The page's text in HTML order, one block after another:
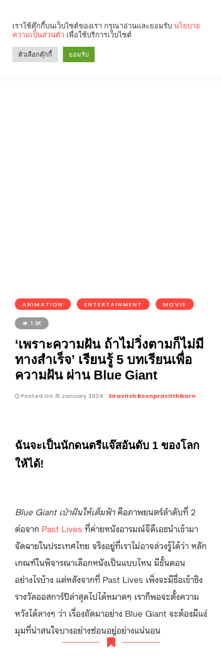
ANIMATION ENTERTAINMENT MOVIE
1.5K
‘เพราะความฝัน ถ้าไม่วิ่งตามก็ไม่มี
ทางสำเร็จ’ เรียนรู้ 5 บทเรียนเพื่อ
ความฝัน ผ่าน Blue Giant
Posted On 31 January 2024 Siravitch Boonprasitthikarn
ฉันจะเป็นนักดนตรีแจ๊สอันดับ 1 ของโลก
ให้ได้!
Blue Giant เป่าฝันให้เต็มฟ้าคือภาพยนตร์ลำดับที่ 2
ต่อจาก Past Lives ที่ค่ายหนังอารมณ์จีดีเอชนำเข้ามา
จัดฉายในประเทศไทย จริงอยู่ที่เราไม่อาจล่วงรู้ได้ว่า หลัก
เกณฑ์ในพิจารณาเลือกหนังเป็นแบบไหน มีขั้นตอน
อย่างไรบ้าง แต่หลังจากที่ Past Lives เพิ่งจะมีชื่อเข้าชิง
รางวัลออสการ์ปีล่าสุดไปได้หมาดๆ เราก็พอจะตั้งความ
หวังได้ลางๆ ว่า เรื่องถัดมาอย่าง Blue Giant จะต้องมีแง่
มุมที่น่าสนใจบางอย่างซ่อนอยู่อย่างแน่นอน
เราใช้คุ๊กกี้บนเว็บไซต์ของเรา กรุณาอ่านและยอมรับ นโยบาย
ความเป็นส่วนตัว เพื่อใช้บริการเว็บไซต์
ตัวเลือกคุ๊กกี้ ยอมรับ